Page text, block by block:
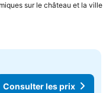
sur le château et la ville
Consulter les prix